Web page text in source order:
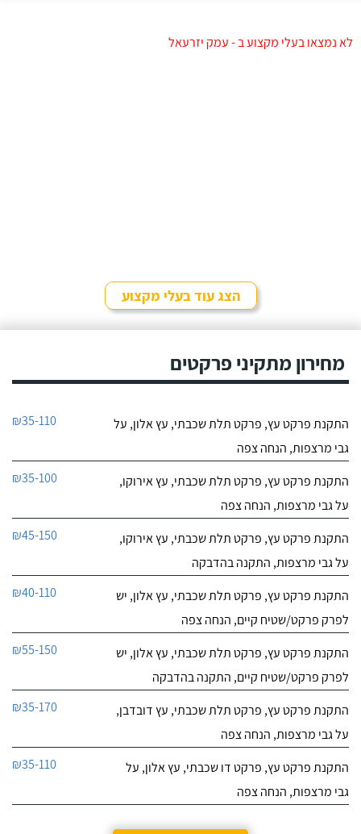
לא נמצאו בעלי מקצוע ב - עמק יזרעאל
הצג עוד בעלי מקצוע
מחירון מתקיני פרקטים
התקנת פרקט עץ, פרקט תלת שכבתי, עץ אלון, על
גבי מרצפות, הנחה צפה
₪35-110
התקנת פרקט עץ, פרקט תלת שכבתי, עץ אירוקו,
על גבי מרצפות, הנחה צפה
₪35-100
התקנת פרקט עץ, פרקט תלת שכבתי, עץ אירוקו,
על גבי מרצפות, התקנה בהדבקה
₪45-150
התקנת פרקט עץ, פרקט תלת שכבתי, עץ אלון, יש
לפרק פרקט/שטיח קיים, הנחה צפה
₪40-110
התקנת פרקט עץ, פרקט תלת שכבתי, עץ אלון, יש
לפרק פרקט/שטיח קיים, התקנה בהדבקה
₪55-150
התקנת פרקט עץ, פרקט תלת שכבתי, עץ דובדבן,
על גבי מרצפות, הנחה צפה
₪35-170
התקנת פרקט עץ, פרקט דו שכבתי, עץ אלון, על
גבי מרצפות, הנחה צפה
₪35-110